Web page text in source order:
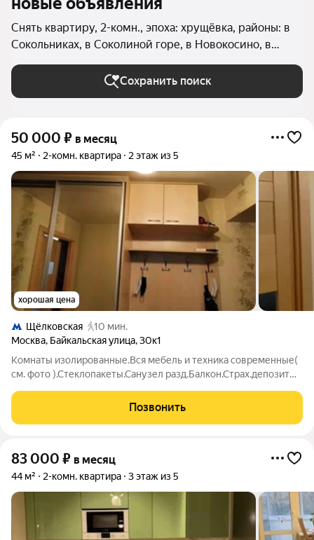
Снять квартиру, 2-комн., эпоха: хрущёвка, районы: в
Сокольниках, в Соколиной горе, в Новокосино, в
Вешняках, в Косино-Ухтомском, в Восточном
Измайлово (Восточный округ), в Гольяново
(Восточный округ), в Ивановском (Восточный округ),
Богородском, в Метрогородке (Восточный округ) в
Москве и МО
Сохранить поиск
50 000 ₽ в месяц
45 м² 2-комн. квартира 2 этаж из 5
хорошая цена
Щёлковская
10 мин.
Москва, Байкальская улица,30к1
Комнаты изолированные.Вся мебель и техника современные(
см. фото ).Стеклопакеты.Санузел разд.Балкон.Страх.депозит
Позвонить
83 000 ₽ в месяц
44 м² 2-комн. квартира 3 этаж из 5